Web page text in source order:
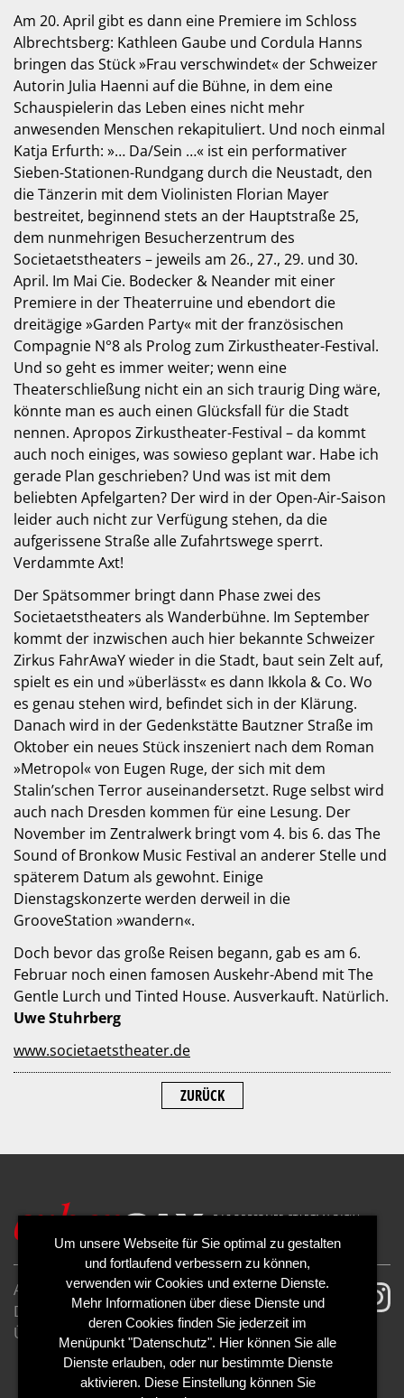
Am 20. April gibt es dann eine Premiere im Schloss
Albrechtsberg: Kathleen Gaube und Cordula Hanns
bringen das Stück »Frau verschwindet« der Schweizer
Autorin Julia Haenni auf die Bühne, in dem eine
Schauspielerin das Leben eines nicht mehr
anwesenden Menschen rekapituliert. Und noch einmal
Katja Erfurth: »… Da/Sein …« ist ein performativer
Sieben-Stationen-Rundgang durch die Neustadt, den
die Tänzerin mit dem Violinisten Florian Mayer
bestreitet, beginnend stets an der Hauptstraße 25,
dem nunmehrigen Besucherzentrum des
Societaetstheaters – jeweils am 26., 27., 29. und 30.
April. Im Mai Cie. Bodecker & Neander mit einer
Premiere in der Theaterruine und ebendort die
dreitägige »Garden Party« mit der französischen
Compagnie N°8 als Prolog zum Zirkustheater-Festival.
Und so geht es immer weiter; wenn eine
Theaterschließung nicht ein an sich traurig Ding wäre,
könnte man es auch einen Glücksfall für die Stadt
nennen. Apropos Zirkustheater-Festival – da kommt
auch noch einiges, was sowieso ge­plant war. Habe ich
gerade Plan geschrieben? Und was ist mit dem
beliebten Apfelgarten? Der wird in der Open-Air-Saison
leider auch nicht zur Verfügung stehen, da die
aufgerissene Straße alle Zufahrtswege sperrt.
Verdammte Axt!
Der Spätsommer bringt dann Phase zwei des
Societaetstheaters als Wanderbühne. Im September
kommt der inzwischen auch hier bekannte Schweizer
Zirkus FahrAwaY wieder in die Stadt, baut sein Zelt auf,
spielt es ein und »überlässt« es dann Ikkola & Co. Wo
es genau stehen wird, befindet sich in der Klärung.
Danach wird in der Gedenkstätte Bautzner Straße im
Oktober ein neues Stück inszeniert nach dem Roman
»Metropol« von Eugen Ruge, der sich mit dem
Stalin’schen Terror auseinandersetzt. Ruge selbst wird
auch nach Dresden kommen für eine Lesung. Der
November im Zentralwerk bringt vom 4. bis 6. das The
Sound of Bronkow Music Festival an anderer Stelle und
späterem Datum als gewohnt. Einige
Dienstagskonzerte werden derweil in die
GrooveStation »wandern«.
Doch bevor das große Reisen begann, gab es am 6.
Februar noch einen famosen Auskehr-Abend mit The
Gentle Lurch und Tinted House. Ausverkauft. Natürlich.
Uwe Stuhrberg
www.societaetstheater.de
ZURÜCK
AGB
Impressum
Datenschutzerklärung
Cookies
Über uns
Kontakt
Mediadaten
Abo kündigen
Abo widerrufen
Um unsere Webseite für Sie optimal zu gestalten
und fortlaufend verbessern zu können,
verwenden wir Cookies und externe Dienste.
Mehr Informationen über diese Dienste und
deren Cookies finden Sie jederzeit im
Menüpunkt "Datenschutz". Hier können Sie alle
Dienste erlauben, oder nur bestimmte Dienste
aktivieren. Diese Einstellung können Sie